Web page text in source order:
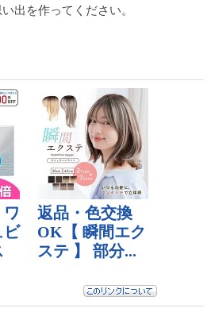
出を作ってください。